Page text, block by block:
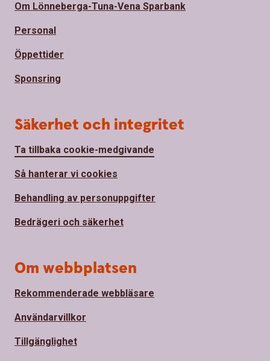
Om Lönneberga-Tuna-Vena Sparbank
Personal
Öppettider
Sponsring
Säkerhet och integritet
Ta tillbaka cookie-medgivande
Så hanterar vi cookies
Behandling av personuppgifter
Bedrägeri och säkerhet
Om webbplatsen
Rekommenderade webbläsare
Användarvillkor
Tillgänglighet